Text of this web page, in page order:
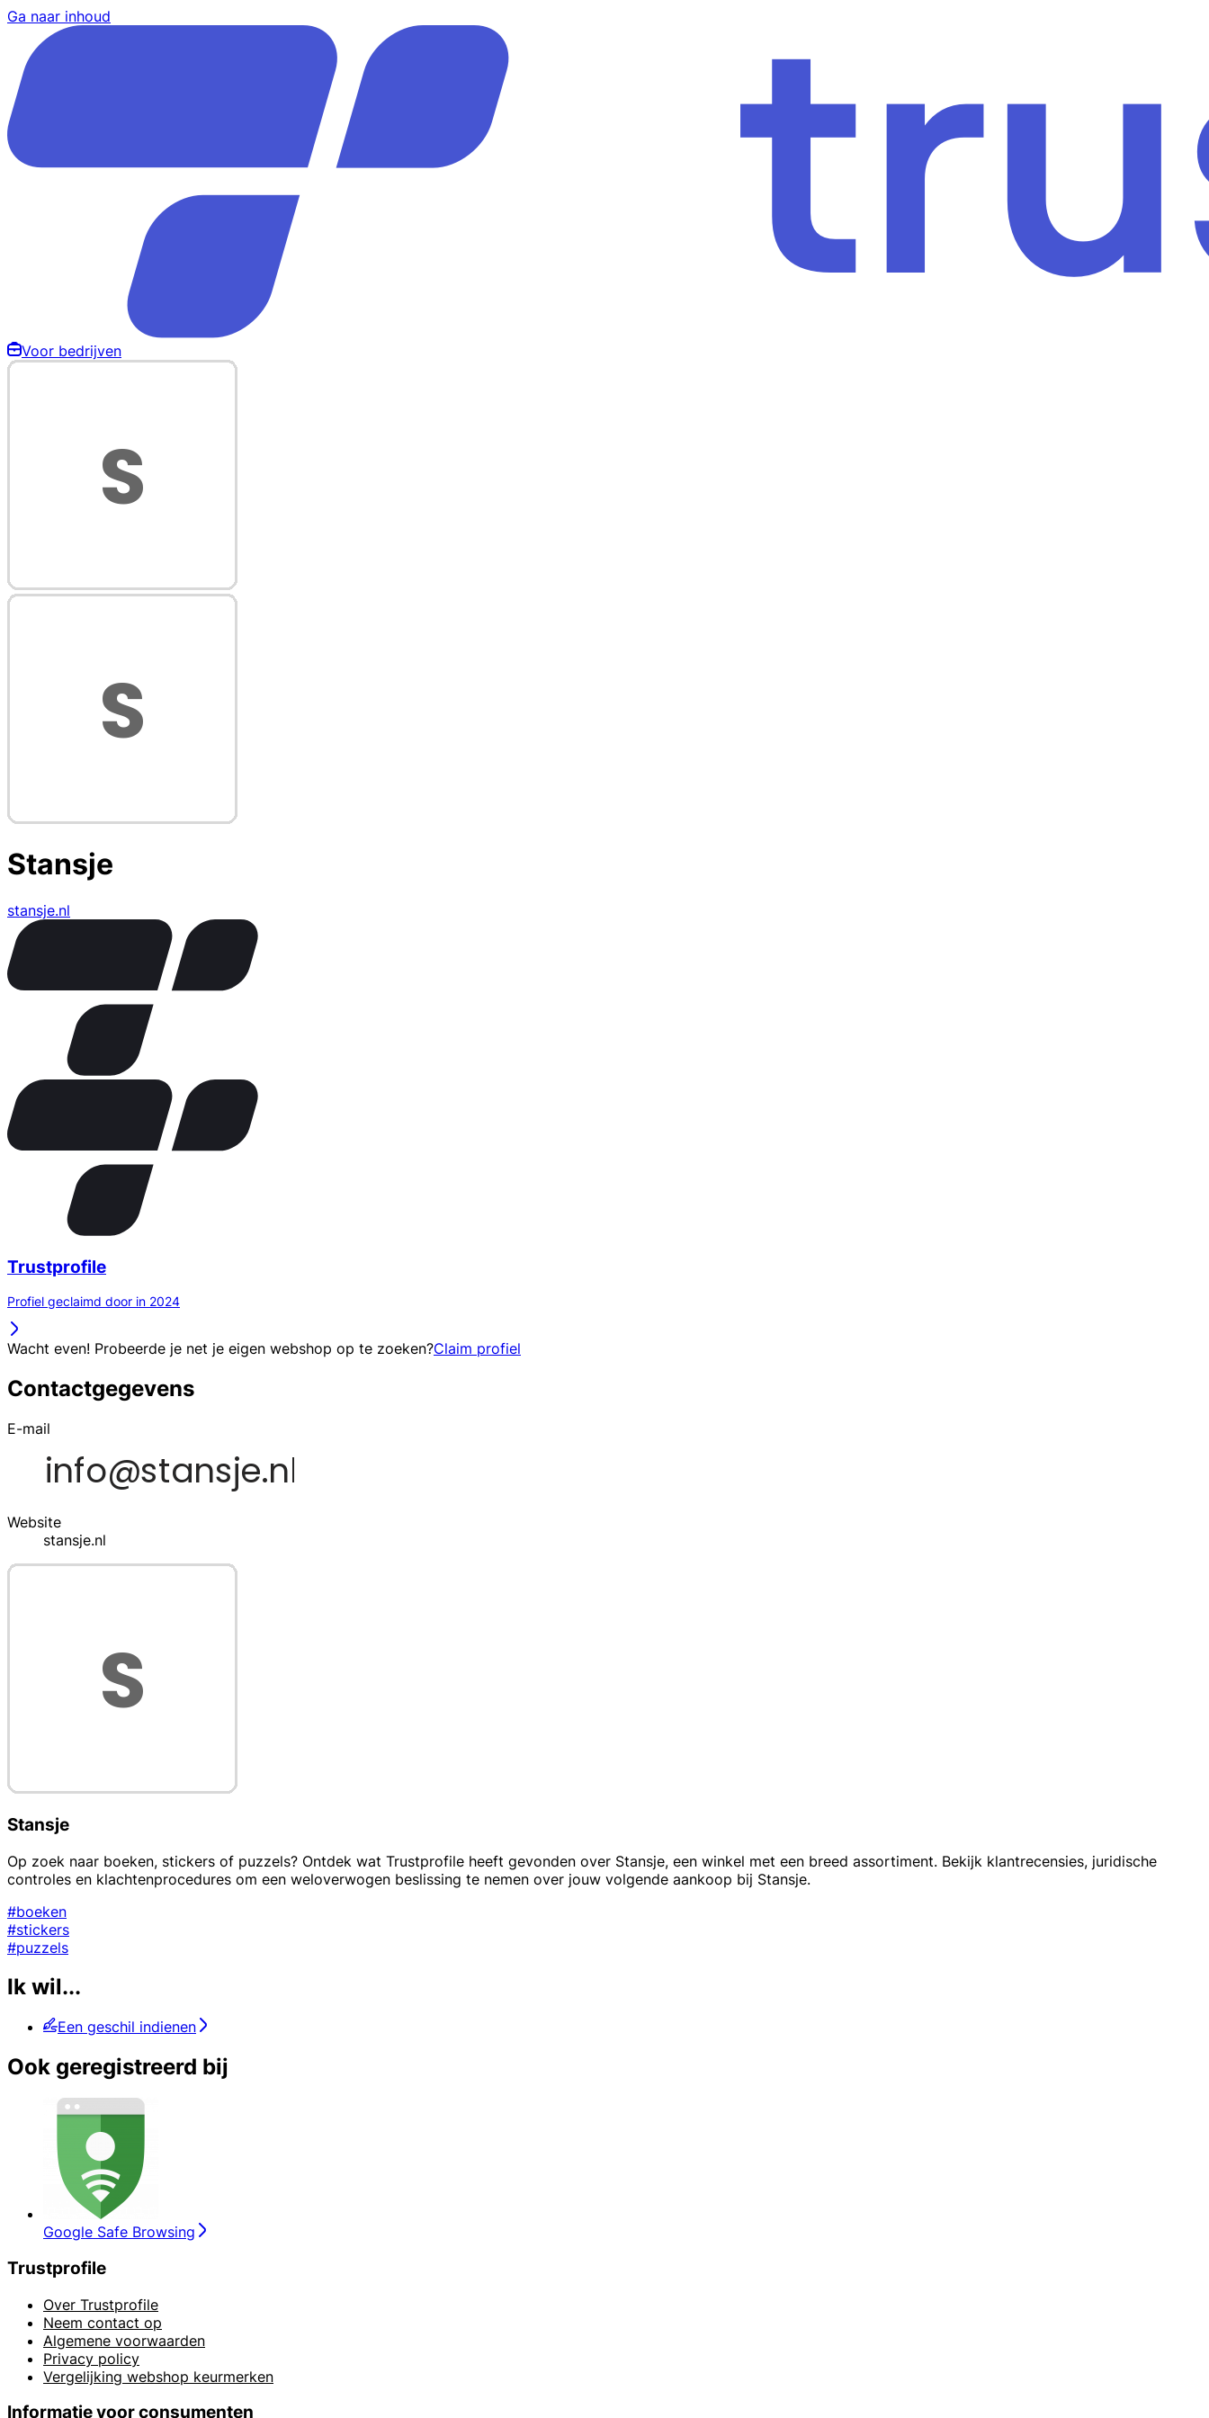
Ga naar inhoud
Voor bedrijven
Stansje
stansje.nl
Trustprofile
Profiel geclaimd door in 2024
Wacht even! Probeerde je net je eigen webshop op te zoeken?Claim profiel
Contactgegevens
E-mail
Website
stansje.nl
Stansje
Op zoek naar boeken, stickers of puzzels? Ontdek wat Trustprofile heeft gevonden over Stansje, een winkel met een breed assortiment. Bekijk klantrecensies, juridische
controles en klachtenprocedures om een weloverwogen beslissing te nemen over jouw volgende aankoop bij Stansje.
#boeken
#stickers
#puzzels
Ik wil...
Een geschil indienen
Ook geregistreerd bij
Google Safe Browsing
Trustprofile
Over Trustprofile
Neem contact op
Algemene voorwaarden
Privacy policy
Vergelijking webshop keurmerken
Informatie voor consumenten